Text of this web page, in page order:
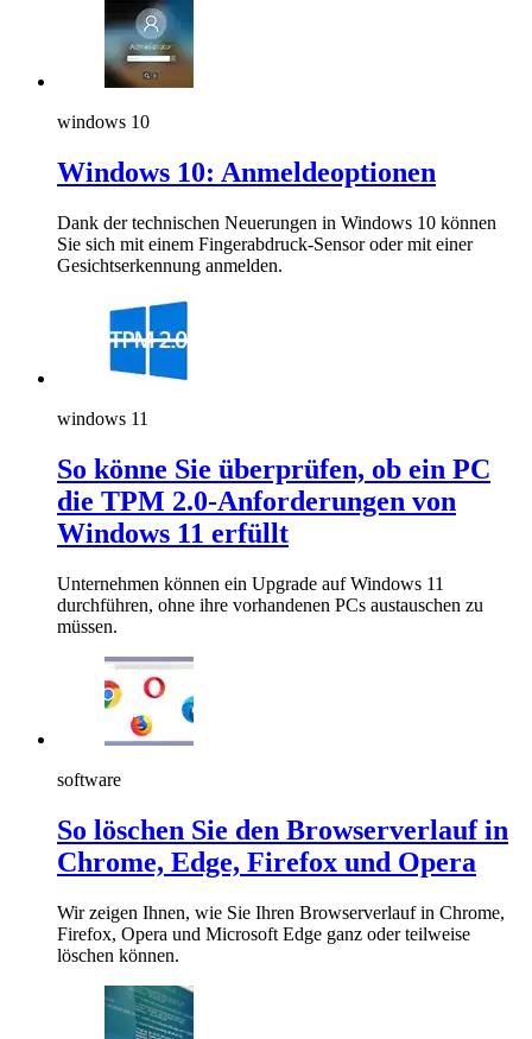
windows 10
Windows 10: Anmeldeoptionen
Dank der technischen Neuerungen in Windows 10 können
Sie sich mit einem Fingerabdruck-Sensor oder mit einer
Gesichtserkennung anmelden.
windows 11
So könne Sie überprüfen, ob ein PC
die TPM 2.0-Anforderungen von
Windows 11 erfüllt
Unternehmen können ein Upgrade auf Windows 11
durchführen, ohne ihre vorhandenen PCs austauschen zu
müssen.
software
So löschen Sie den Browserverlauf in
Chrome, Edge, Firefox und Opera
Wir zeigen Ihnen, wie Sie Ihren Browserverlauf in Chrome,
Firefox, Opera und Microsoft Edge ganz oder teilweise
löschen können.